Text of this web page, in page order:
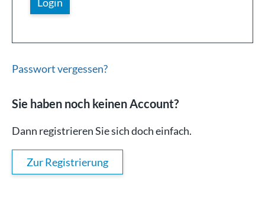
Passwort vergessen?
Sie haben noch keinen Account?
Dann registrieren Sie sich doch einfach.
Zur Registrierung